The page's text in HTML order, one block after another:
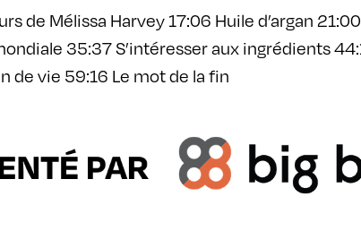
de Mélissa Harvey 17:06 Huile d’argan
35:37 S’intéresser aux ingrédients
de vie 59:16 Le mot de la fin